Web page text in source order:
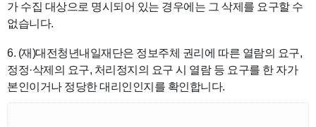
가 수집 대상으로 명시되어 있는 경우에는 그 삭제를 요구할 수
없습니다.
6. (재)대전청년내일재단은 정보주체 권리에 따른 열람의 요구,
정정·삭제의 요구, 처리정지의 요구 시 열람 등 요구를 한 자가
본인이거나 정당한 대리인인지를 확인합니다.